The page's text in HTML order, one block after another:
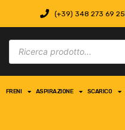
(+39) 348 273 69 25
FRENI ASPIRAZIONE SCARICO